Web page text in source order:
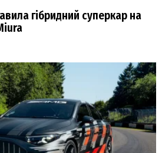
гібридний суперкар на